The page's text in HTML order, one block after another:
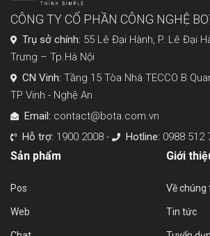
CÔNG TY CỔ PHẦN CÔNG NGHỆ
Trụ sở chính: 55 Lê Đại Hành, P. Lê Đại
Trưng – Tp.Hà Nội
CN Vinh: Tầng 15 Tòa Nhà TECCO B
TP Vinh - Nghệ An
Email: contact@bota.com.vn
Hỗ trợ: 1900 2008 - Hotline: 0988 512
Sản phẩm
Pos
Web
Giới
Về chúng
Tin tức